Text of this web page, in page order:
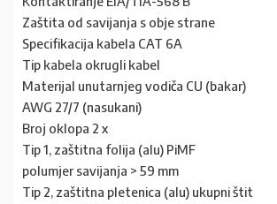
Zaštita od savijanja s obje strane
Specifikacija kabela CAT 6A
Tip kabela okrugli kabel
Materijal unutarnjeg vodiča CU (bakar)
AWG 27/7 (nasukani)
Broj oklopa 2 x
Tip 1, zaštitna folija (alu) PiMF
polumjer savijanja > 59 mm
Tip 2, zaštitna pletenica (alu) ukupni štit